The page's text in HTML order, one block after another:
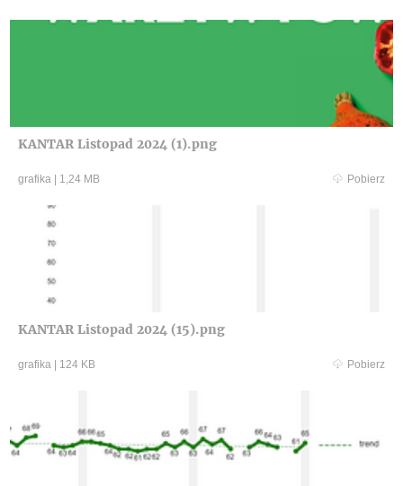
KANTAR Listopad 2024 (1).png
grafika 1,24 MB Pobierz
KANTAR Listopad 2024 (15).png
grafika 124 KB Pobierz